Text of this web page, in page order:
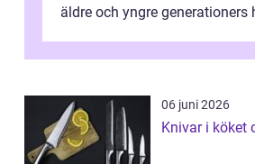
äldre och yngre generationers
06 juni 2026
Knivar i köket